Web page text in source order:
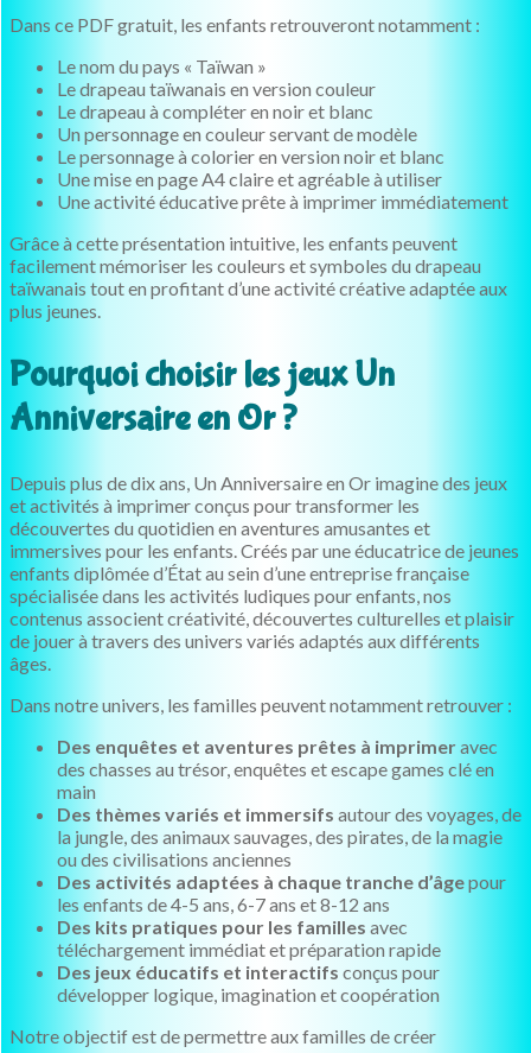
Dans ce PDF gratuit, les enfants retrouveront notamment :
Le nom du pays « Taïwan »
Le drapeau taïwanais en version couleur
Le drapeau à compléter en noir et blanc
Un personnage en couleur servant de modèle
Le personnage à colorier en version noir et blanc
Une mise en page A4 claire et agréable à utiliser
Une activité éducative prête à imprimer immédiatement
Grâce à cette présentation intuitive, les enfants peuvent
facilement mémoriser les couleurs et symboles du drapeau
taïwanais tout en profitant d’une activité créative adaptée aux
plus jeunes.
Pourquoi choisir les jeux Un
Anniversaire en Or ?
Depuis plus de dix ans, Un Anniversaire en Or imagine des jeux
et activités à imprimer conçus pour transformer les
découvertes du quotidien en aventures amusantes et
immersives pour les enfants. Créés par une éducatrice de jeunes
enfants diplômée d’État au sein d’une entreprise française
spécialisée dans les activités ludiques pour enfants, nos
contenus associent créativité, découvertes culturelles et plaisir
de jouer à travers des univers variés adaptés aux différents
âges.
Dans notre univers, les familles peuvent notamment retrouver :
Des enquêtes et aventures prêtes à imprimeravec
des chasses au trésor, enquêtes et escape games clé en
main
Des thèmes variés et immersifs autour des voyages, de
la jungle, des animaux sauvages, des pirates, de la magie
ou des civilisations anciennes
Des activités adaptées à chaque tranche d’âgepour
les enfants de 4-5 ans, 6-7 ans et 8-12 ans
Des kits pratiques pour les familles avec
téléchargement immédiat et préparation rapide
Des jeux éducatifs et interactifs conçus pour
développer logique, imagination et coopération
Notre objectif est de permettre aux familles de créer